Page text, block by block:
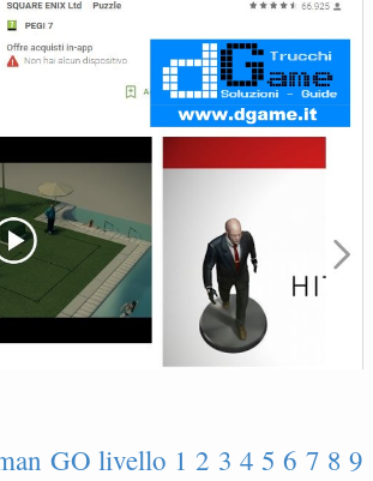
GO livello 1 2 3 4 5 6 7 8 9